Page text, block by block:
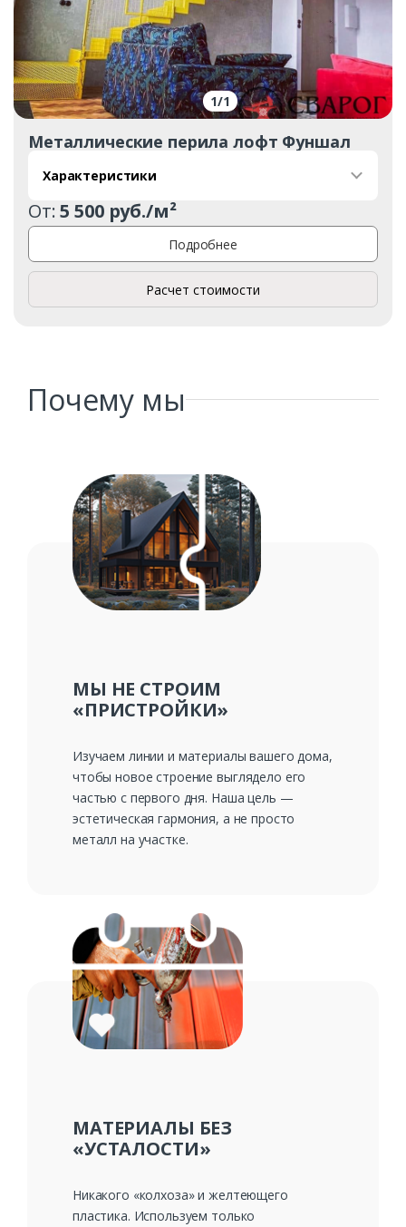
Заказать
Ваше имя*
Ваш телефон*
1/1
Металлические перила лофт Фуншал
Характеристики
От:5 500 руб./м²
Подробнее
Расчет стоимости
Почему мы
МЫ НЕ СТРОИМ
«ПРИСТРОЙКИ»
Изучаем линии и материалы вашего дома,
чтобы новое строение выглядело его
частью с первого дня. Наша цель —
эстетическая гармония, а не просто
металл на участке.
МАТЕРИАЛЫ БЕЗ
«УСТАЛОСТИ»
Никакого «колхоза» и желтеющего
пластика. Используем только